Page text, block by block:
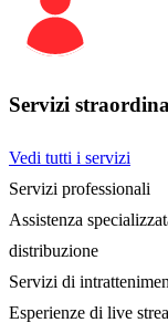
Servizi
Vedi tutti i servizi
Servizi professionali
Assistenza
distribuzione
Servizi di
Esperienze di live